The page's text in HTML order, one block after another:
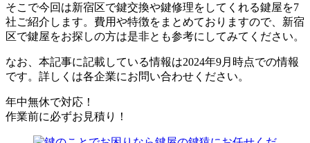
そこで今回は新宿区で鍵交換や鍵修理をしてくれる鍵屋を7
社ご紹介します。費用や特徴をまとめておりますので、新宿
区で鍵屋をお探しの方は是非とも参考にしてみてください。
なお、本記事に記載している情報は2024年9月時点での情報
です。詳しくは各企業にお問い合わせください。
年中無休で対応！
作業前に必ずお見積り！